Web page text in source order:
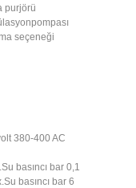
purjörü
seçeneği
380-400 AC
basıncı bar 0,1
basıncı bar 6